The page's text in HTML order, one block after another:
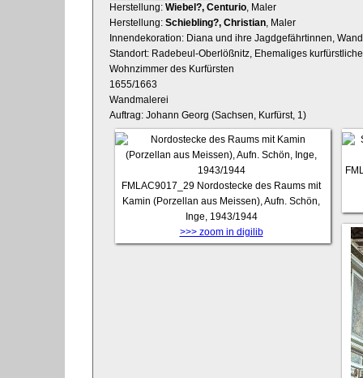
Herstellung: Wiebel?, Centurio , Maler
Herstellung: Schiebling?, Christian , Maler
Innendekoration: Diana und ihre Jagdgefährtinnen,
Standort: Radebeul-Oberlößnitz, Ehemaliges
Wohnzimmer des Kurfürsten
1655/1663
Wandmalerei
Auftrag: Johann Georg (Sachsen, Kurfürst, 1)
FMLAC9017_29 Nordostecke des Raums mit
Kamin (Porzellan aus Meissen), Aufn. Schön,
Inge, 1943/1944
>>> zoom in digilib